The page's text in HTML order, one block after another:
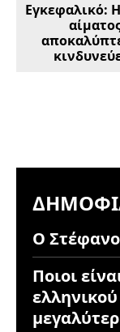
Εγκεφαλικό:
Ο
Ποιοι